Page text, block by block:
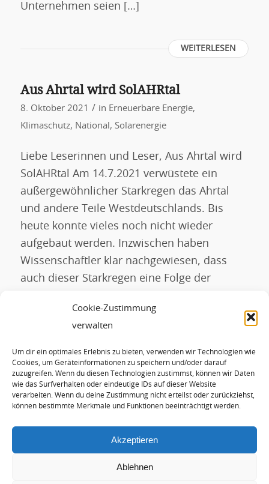
Cookie-Zustimmung
verwalten
Um dir ein optimales Erlebnis zu bieten, verwenden wir Technologien wie
Cookies, um Geräteinformationen zu speichern und/oder darauf
zuzugreifen. Wenn du diesen Technologien zustimmst, können wir Daten
wie das Surfverhalten oder eindeutige IDs auf dieser Website
verarbeiten. Wenn du deine Zustimmung nicht erteilst oder zurückziehst,
können bestimmte Merkmale und Funktionen beeinträchtigt werden.
Akzeptieren
Ablehnen
Unternehmen seien […]
WEITERLESEN
Aus Ahrtal wird SolAHRtal
8. Oktober 2021 / in Erneuerbare Energie,
Klimaschutz, National , Solarenergie
Liebe Leserinnen und Leser, Aus Ahrtal wird
SolAHRtal Am 14.7.2021 verwüstete ein
außergewöhnlicher Starkregen das Ahrtal
und andere Teile Westdeutschlands. Bis
heute konnte vieles noch nicht wieder
aufgebaut werden. Inzwischen haben
Wissenschaftler klar nachgewiesen, dass
auch dieser Starkregen eine Folge der
Katastrophengebieten viele Aktivitäten für
den Wiederaufbau. Dieser […]
WEITERLESEN
1 2 3 4 5